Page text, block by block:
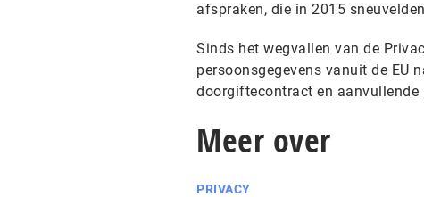
afspraken, die in 2015
Sinds het wegvallen van de
persoonsgegevens vanuit de EU
doorgiftecontract en aanvullende
Meer over
PRIVACY